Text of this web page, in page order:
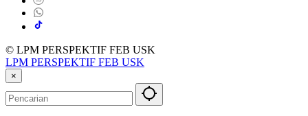
© LPM PERSPEKTIF FEB USK
LPM PERSPEKTIF FEB USK
×